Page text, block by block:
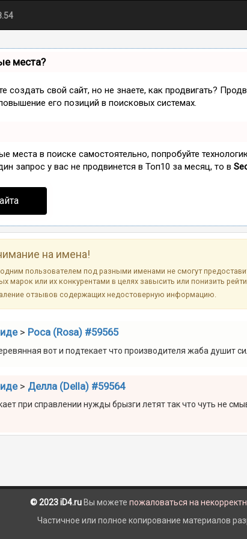
места?
создать свой сайт, но не знаете, как продвигать?
его позиций в поисковых системах.
места в поиске самостоятельно, попробуйте
запрос у вас не продвинется в Топ10 за месяц, то в
на имена!
пользователем под разными именами не смогут
марок или их конкурентами в целях завысить или понизить
отзывов содержащих недостоверную информацию.
> Роса (Rosa) #59565
вот и подтекает что производителя жаба душит
> Делла (Della) #59564
при справлении нужды брызги летят так что чуть не
© 2023 iD4.ru Вы можете пожаловаться на
Частичное или полное копирование материалов